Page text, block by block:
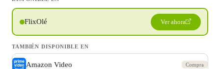
FlixOlé Ver ahora
TAMBIÉN DISPONIBLE EN
Amazon Video Compra